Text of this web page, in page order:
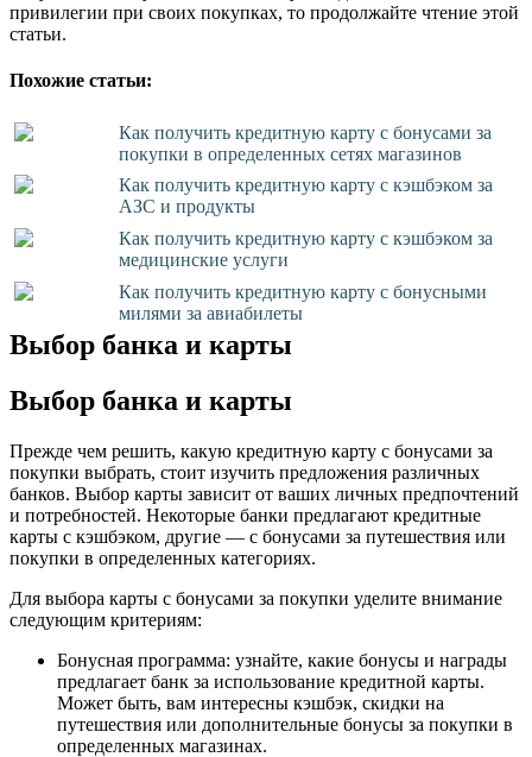
привилегии при своих покупках, то продолжайте чтение этой
статьи.
Похожие статьи:
Как получить кредитную карту с бонусами за
покупки в определенных сетях магазинов
Как получить кредитную карту с кэшбэком за
АЗС и продукты
Как получить кредитную карту с кэшбэком за
медицинские услуги
Как получить кредитную карту с бонусными
милями за авиабилеты
Выбор банка и карты
Выбор банка и карты
Прежде чем решить, какую кредитную карту с бонусами за
покупки выбрать, стоит изучить предложения различных
банков. Выбор карты зависит от ваших личных предпочтений
и потребностей. Некоторые банки предлагают кредитные
карты с кэшбэком, другие — с бонусами за путешествия или
покупки в определенных категориях.
Для выбора карты с бонусами за покупки уделите внимание
следующим критериям:
Бонусная программа: узнайте, какие бонусы и награды
предлагает банк за использование кредитной карты.
Может быть, вам интересны кэшбэк, скидки на
путешествия или дополнительные бонусы за покупки в
определенных магазинах.